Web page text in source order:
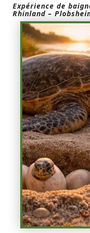
Expérience de
Rhinland –